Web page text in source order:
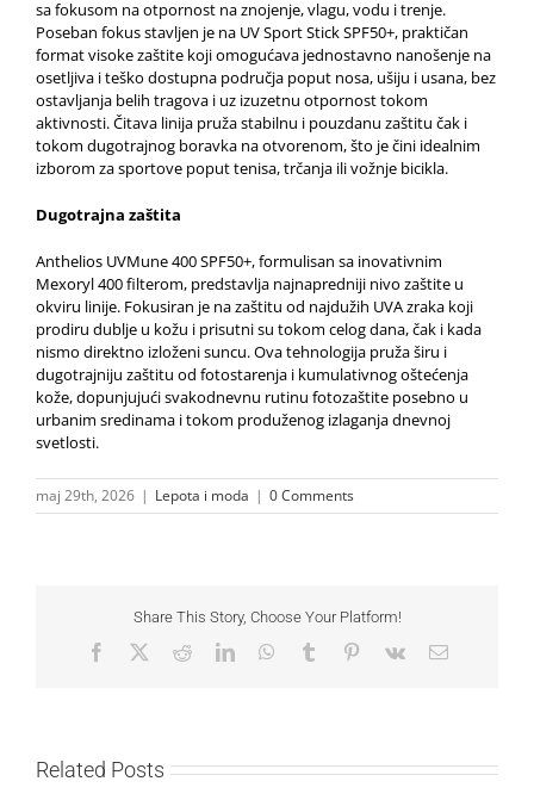
sa fokusom na otpornost na znojenje, vlagu, vodu i trenje.
Poseban fokus stavljen je na UV Sport Stick SPF50+, praktičan
format visoke zaštite koji omogućava jednostavno nanošenje na
osetljiva i teško dostupna područja poput nosa, ušiju i usana, bez
ostavljanja belih tragova i uz izuzetnu otpornost tokom
aktivnosti. Čitava linija pruža stabilnu i pouzdanu zaštitu čak i
tokom dugotrajnog boravka na otvorenom, što je čini idealnim
izborom za sportove poput tenisa, trčanja ili vožnje bicikla.
Dugotrajna zaštita
Anthelios UVMune 400 SPF50+, formulisan sa inovativnim
Mexoryl 400 filterom, predstavlja najnapredniji nivo zaštite u
okviru linije. Fokusiran je na zaštitu od najdužih UVA zraka koji
prodiru dublje u kožu i prisutni su tokom celog dana, čak i kada
nismo direktno izloženi suncu. Ova tehnologija pruža širu i
dugotrajniju zaštitu od fotostarenja i kumulativnog oštećenja
kože, dopunjujući svakodnevnu rutinu fotozaštite posebno u
urbanim sredinama i tokom produženog izlaganja dnevnoj
svetlosti.
maj 29th, 2026 | Lepota i moda | 0 Comments
Share This Story, Choose Your Platform!
Facebook RedditLinkedInWhatsApp
Tumblr Pinterest
Vk Email
Related Posts